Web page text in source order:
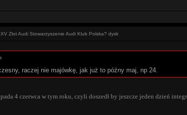
Zlot Audi Stowarzyszenie Audi Klub Polska? dysk
raczej nie majówkę, jak już to późny maj, np 24.
4 czerwca w tym roku, czyli doszedł by jeszcze jeden dzień